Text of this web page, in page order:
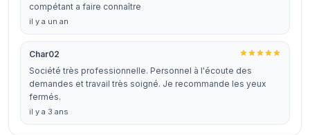
compétant a faire connaître
il y a un an
Char02
Société très professionnelle. Personnel à l'écoute des
demandes et travail très soigné. Je recommande les yeux
fermés.
il y a 3 ans